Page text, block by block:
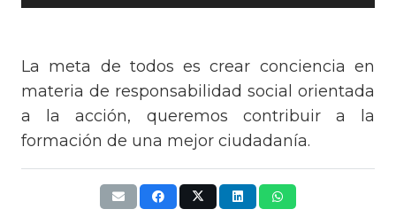
La meta de todos es crear conciencia en
materia de responsabilidad social orientada
a la acción, queremos contribuir a la
formación de una mejor ciudadanía.